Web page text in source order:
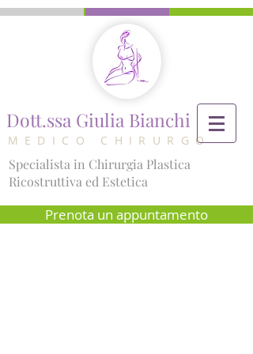
Dott.ssa Giulia Bianchi
MEDICO CHIRURGO
Specialista in Chirurgia Plastica
Ricostruttiva ed Estetica
Prenota un appuntamento